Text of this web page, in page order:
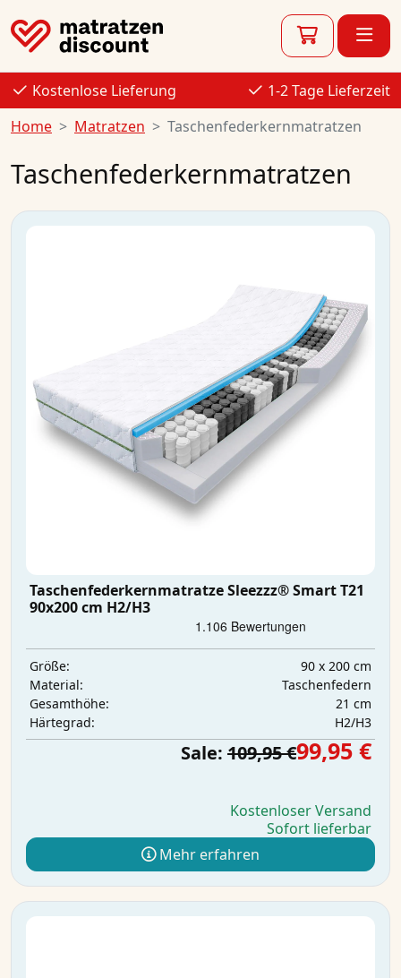
Kostenlose Lieferung
1-2 Tage Lieferzeit
Home
Matratzen Taschenfederkernmatratzen
Taschenfederkernmatratzen
Taschenfederkernmatratze Sleezzz® Smart T21
90x200 cm H2/H3
Größe:
90 x 200 cm
Material:
Taschenfedern
Gesamthöhe:
21 cm
Härtegrad:
H2/H3
Sale: 109,95 €99,95 €
Kostenloser Versand
Sofort lieferbar
Mehr erfahren